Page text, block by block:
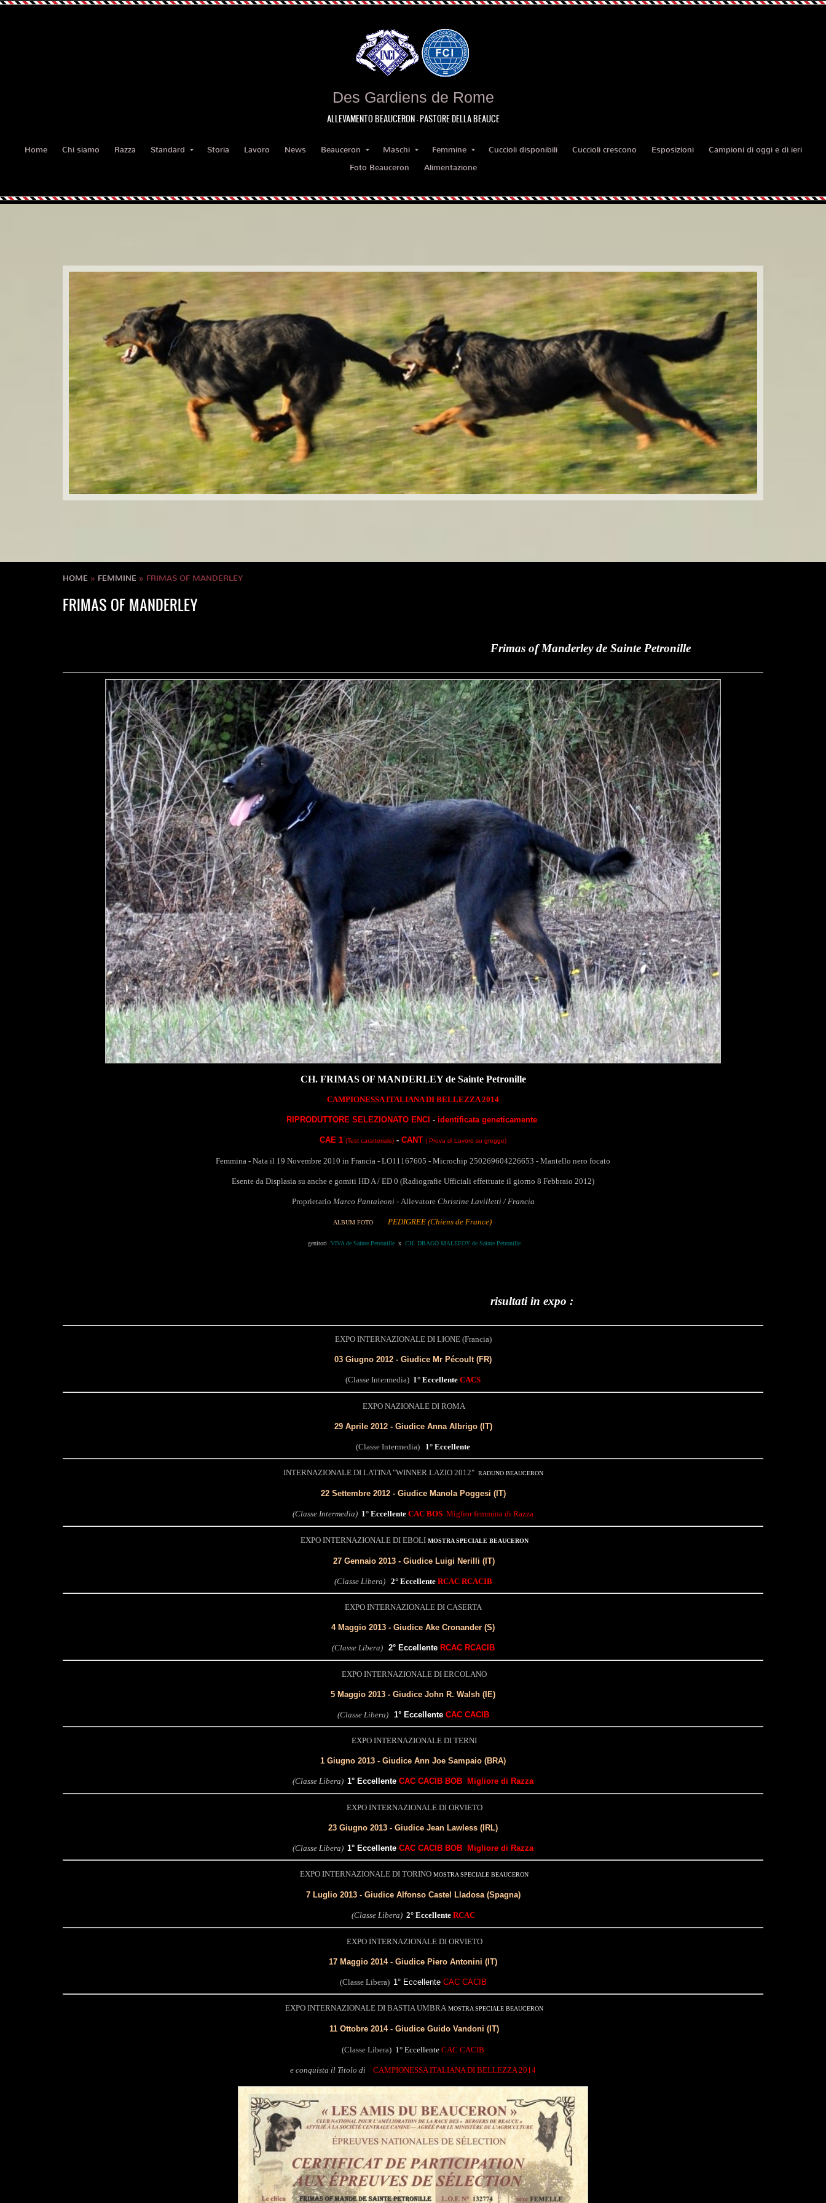
Des Gardiens de Rome
ALLEVAMENTO BEAUCERON - PASTORE DELLA BEAUCE
Home Chi siamo Razza Standard Storia Lavoro News Beauceron Maschi Femmine Cuccioli disponibili Cuccioli crescono Esposizioni
Campioni di oggi e di ieri
Foto Beauceron
Alimentazione
HOME » FEMMINE » FRIMAS OF MANDERLEY
FRIMAS OF MANDERLEY
Frimas of Manderley de Sainte Petronille
CH. FRIMAS OF MANDERLEY de Sainte Petronille
CAMPIONESSA ITALIANA DI BELLEZZA 2014
RIPRODUTTORE SELEZIONATO ENCI - identificata geneticamente
CAE 1 (Test caratteriale) - CANT ( Prova di Lavoro su gregge)
Femmina - Nata il 19 Novembre 2010 in Francia - LO11167605 - Microchip 250269604226653 - Mantello nero focato
Esente da Displasia su anche e gomiti HD A / ED 0 (Radiografie Ufficiali effettuate il giorno 8 Febbraio 2012)
Proprietario Marco Pantaleoni - AllevatoreChristine Lavilletti / Francia
ALBUM FOTO PEDIGREE(Chiens de France)
genitori VIVA de Sainte Petronille x CH. DRAGO MALEFOY de Sainte Petronille
EXPO INTERNAZIONALE DI LIONE (Francia)
03 Giugno 2012 - Giudice Mr Pécoult (FR)
(Classe Intermedia) 1° Eccellente CACS
EXPO NAZIONALE DI ROMA
29 Aprile 2012 - Giudice Anna Albrigo (IT)
(Classe Intermedia) 1° Eccellente
INTERNAZIONALE DI LATINA "WINNER LAZIO 2012" RADUNO BEAUCERON
22 Settembre 2012 - Giudice Manola Poggesi (IT)
(Classe Intermedia) 1° Eccellente CAC BOS Miglior femmina di Razza
EXPO INTERNAZIONALE DI EBOLI MOSTRA SPECIALE BEAUCERON
27 Gennaio 2013 - Giudice Luigi Nerilli (IT)
(Classe Libera) 2° Eccellente RCAC RCACIB
EXPO INTERNAZIONALE DI CASERTA
4 Maggio 2013 - Giudice Ake Cronander (S)
(Classe Libera) 2° Eccellente RCAC RCACIB
EXPO INTERNAZIONALE DI ERCOLANO
5 Maggio 2013 - Giudice John R. Walsh (IE)
(Classe Libera) 1° Eccellente CAC CACIB
EXPO INTERNAZIONALE DI TERNI
1 Giugno 2013 - Giudice Ann Joe Sampaio (BRA)
(Classe Libera) 1° Eccellente CAC CACIB BOB Migliore di Razza
EXPO INTERNAZIONALE DI ORVIETO
23 Giugno 2013 - Giudice Jean Lawless (IRL)
(Classe Libera) 1° Eccellente CAC CACIB BOB Migliore di Razza
EXPO INTERNAZIONALE DI TORINO MOSTRA SPECIALE BEAUCERON
7 Luglio 2013 - Giudice Alfonso Castel Lladosa (Spagna)
(Classe Libera) 2° Eccellente RCAC
EXPO INTERNAZIONALE DI ORVIETO
17 Maggio 2014 - Giudice Piero Antonini (IT)
(Classe Libera) 1° Eccellente CAC CACIB
EXPO INTERNAZIONALE DI BASTIA UMBRA MOSTRA SPECIALE BEAUCERON
11 Ottobre 2014 - Giudice Guido Vandoni (IT)
(Classe Libera) 1° Eccellente CAC CACIB
e conquista il Titolo di CAMPIONESSA ITALIANA DI BELLEZZA 2014